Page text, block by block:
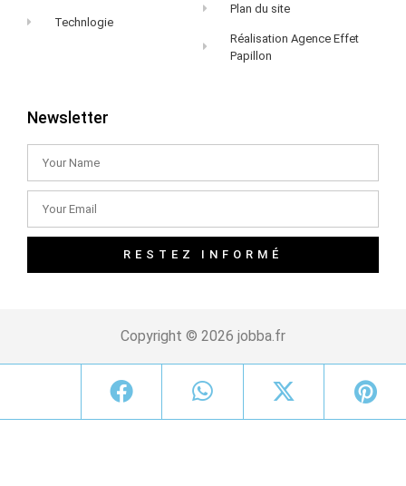
Technlogie
Plan du site
Réalisation Agence Effet
Papillon
Newsletter
RESTEZ INFORMÉ
Copyright © 2026 jobba.fr